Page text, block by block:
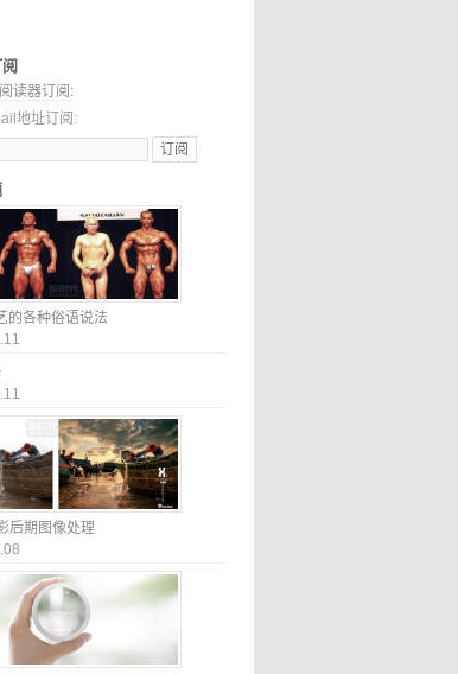
读器订阅:
地址订阅:
的各种俗语说法
后期图像处理